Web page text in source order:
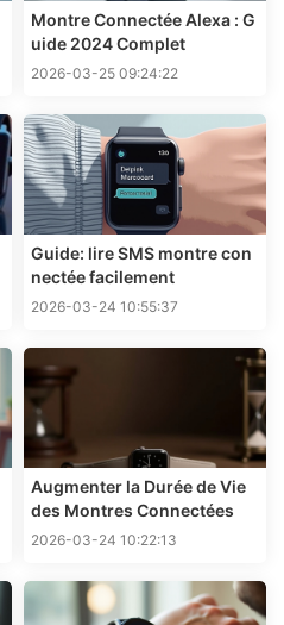
Montre Connectée Alexa : G
uide 2024 Complet
2026-03-25 09:24:22
Guide: lire SMS montre con
nectée facilement
2026-03-24 10:55:37
Augmenter la Durée de Vie
des Montres Connectées
2026-03-24 10:22:13